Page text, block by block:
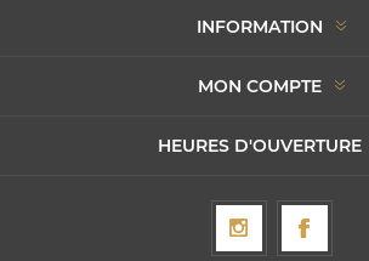
INFORMATION
MON COMPTE
HEURES D'OUVERTURE